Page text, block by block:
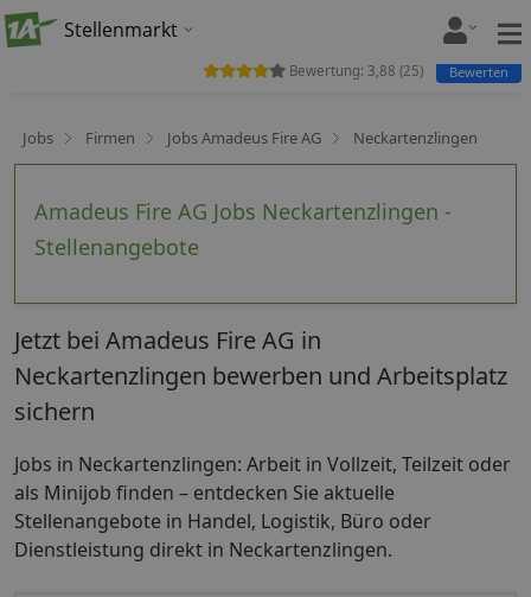
Stellenmarkt
Jobs Firmen Jobs Amadeus Fire AG Neckartenzlingen
Amadeus Fire AG Jobs Neckartenzlingen -
Stellenangebote
Bewertung: 3,88 (25) Bewerten
Jetzt bei Amadeus Fire AG in
Neckartenzlingen bewerben und Arbeitsplatz
sichern
Jobs in Neckartenzlingen: Arbeit in Vollzeit, Teilzeit oder
als Minijob finden – entdecken Sie aktuelle
Stellenangebote in Handel, Logistik, Büro oder
Dienstleistung direkt in Neckartenzlingen.